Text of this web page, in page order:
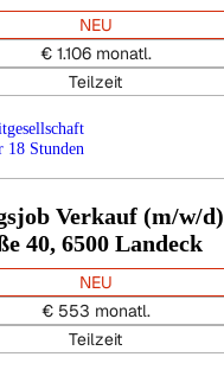
NEU
€ 1.106 monatl.
Teilzeit
18 Stunden
Verkauf (m/w/d)
40, 6500 Landeck
NEU
€ 553 monatl.
Teilzeit